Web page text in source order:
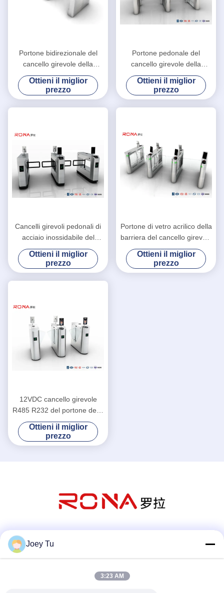
Portone bidirezionale del
cancello girevole della
barriera dell'oscillazione con
riconoscimento di fronte
Ottieni il miglior
prezzo
Portone pedonale del
cancello girevole della
barriera di velocità
costruzione dell'interno
automatica piena del
portone della nuova con il
Ottieni il miglior
prezzo
Cancelli girevoli pedonali di
acciaio inossidabile del
portone di oscillazione del
braccio di AC220V RFID
900mm 0.4S IP54
Ottieni il miglior
prezzo
Portone di vetro acrilico della
barriera del cancello girevole
del portone IP54 DC24V
della barriera
dell'oscillazione SUS304
Ottieni il miglior
prezzo
12VDC cancello girevole
R485 R232 del portone della
barriera della falda di SUS
304 con riconoscimento di
fronte
Ottieni il miglior
prezzo
Joey Tu
3:23 AM